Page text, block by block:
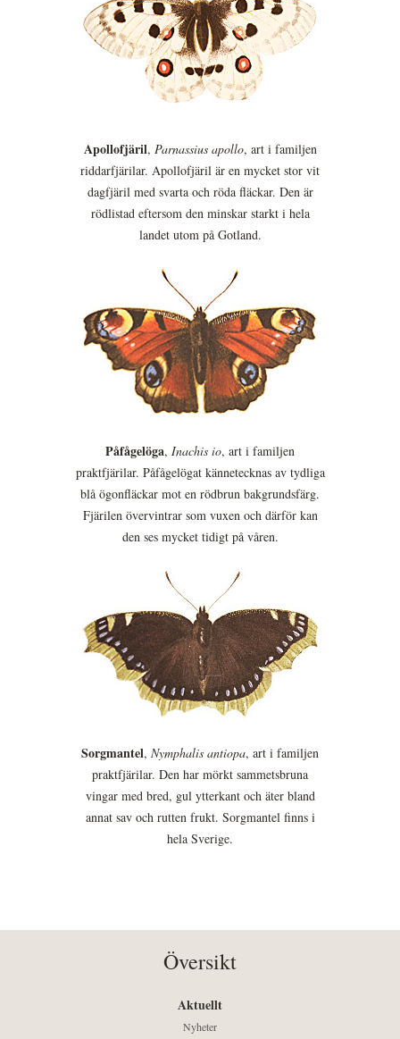
Apollofjäril, Parnassius apollo, art i familjen
riddarfjärilar. Apollofjäril är en mycket stor vit
dagfjäril med svarta och röda fläckar. Den är
rödlistad eftersom den minskar starkt i hela
landet utom på Gotland.
Påfågelöga, Inachis io, art i familjen
praktfjärilar. Påfågelögat kännetecknas av tydliga
blå ögonfläckar mot en rödbrun bakgrundsfärg.
Fjärilen övervintrar som vuxen och därför kan
den ses mycket tidigt på våren.
Sorgmantel, Nymphalis antiopa, art i familjen
praktfjärilar. Den har mörkt sammetsbruna
vingar med bred, gul ytterkant och äter bland
annat sav och rutten frukt. Sorgmantel finns i
hela Sverige.
Översikt
Aktuellt
Nyheter